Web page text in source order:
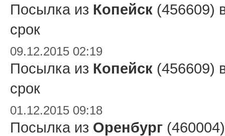
Посылка из Копейск (456609)
срок
09.12.2015 02:19
Посылка из Копейск (456609)
срок
01.12.2015 09:18
Посылка из Оренбург